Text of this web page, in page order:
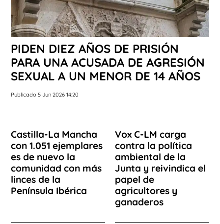
PIDEN DIEZ AÑOS DE PRISIÓN
PARA UNA ACUSADA DE AGRESIÓN
SEXUAL A UN MENOR DE 14 AÑOS
Publicado 5 Jun 2026 14:20
Castilla-La Mancha
con 1.051 ejemplares
es de nuevo la
comunidad con más
linces de la
Península Ibérica
Vox C-LM carga
contra la política
ambiental de la
Junta y reivindica el
papel de
agricultores y
ganaderos